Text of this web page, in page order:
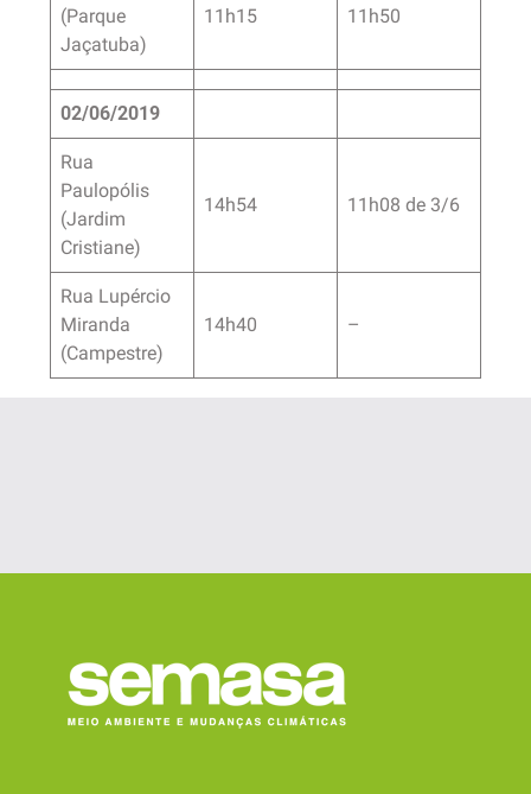
(Parque
Jaçatuba)
11h15 11h50
02/06/2019
Rua
Paulopólis
(Jardim
Cristiane)
14h54 11h08 de 3/6
Rua Lupércio
Miranda
(Campestre)
14h40 –